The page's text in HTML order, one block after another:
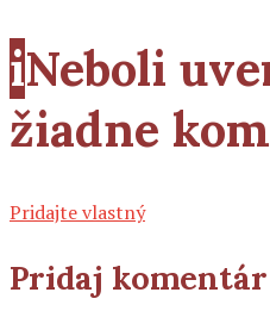
iNeboli
žiadne
Pridajte vlastný
Pridaj komentár